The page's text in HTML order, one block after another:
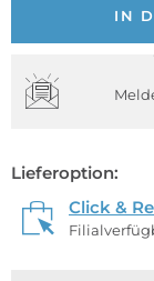
IN
Lieferoption:
Click &